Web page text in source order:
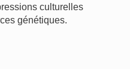
culturelles
génétiques.